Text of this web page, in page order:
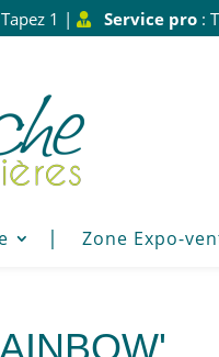
1 | Service pro:
Zone Expo-